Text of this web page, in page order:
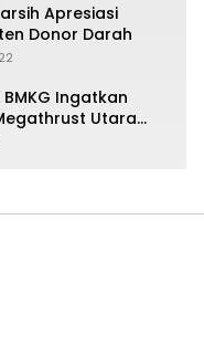
Apresiasi
Donor Darah
Ingatkan
Utara